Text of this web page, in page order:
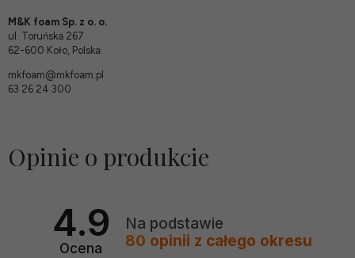
M&K foam Sp. z o. o.
ul. Toruńska 267
62-600 Koło, Polska
mkfoam@mkfoam.pl
63 26 24 300
Opinie o produkcie
4.9
Ocena
Na podstawie
80 opinii z całego okresu